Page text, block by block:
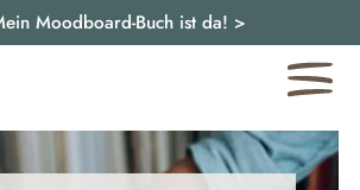
Moodboard-Buch ist da! >